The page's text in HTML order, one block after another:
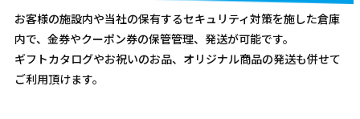
お客様の施設内や当社の保有するセキュリティ対策を施した倉庫
内で、金券やクーポン券の保管管理、発送が可能です。
ギフトカタログやお祝いのお品、オリジナル商品の発送も併せて
ご利用頂けます。